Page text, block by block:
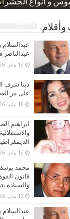
و أنواع
بعد ارتفاع
نسبة الطلاق في
كاركاتيرية
كاركاتيرية
وأقلام
12 يناير، 2026
دينا شرف
على مر
12 يناير، 2026
ابراهيم
12 يناير، 2026
محمد
قانون
والسيادة
12 يناير، 2026